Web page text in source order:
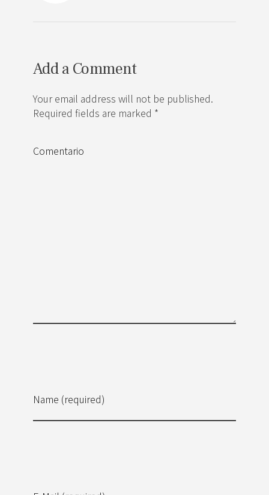
Add a Comment
Your email address will not be published.
Required fields are marked *
Name (required)
Comentario